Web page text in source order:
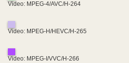
Video: MPEG-4/AVC/H-264
Video: MPEG-H/HEVC/H-265
Video: MPEG-I/VVC/H-266